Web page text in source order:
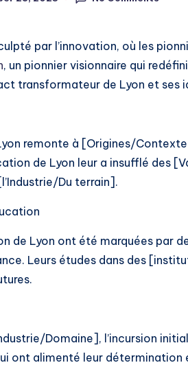
par l’innovation, où les
, un pionnier visionnaire qui
transformateur de Lyon et ses
remonte à [Origines/
de Lyon leur a insufflé des
Du terrain].
de Lyon ont été marquées par
Leurs études dans des
Domaine], l’incursion
ont alimenté leur détermination